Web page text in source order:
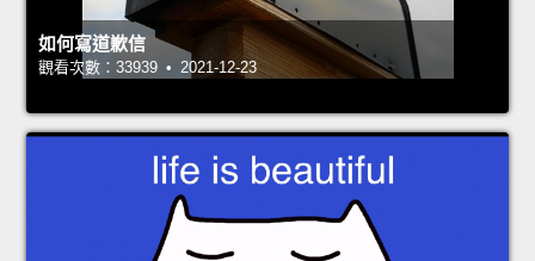
如何寫道歉信
觀看次數：33939 • 2021-12-23